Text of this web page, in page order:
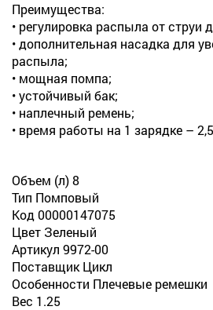
Преимущества:
• регулировка распыла от струи
• дополнительная насадка для
распыла;
• мощная помпа;
• устойчивый бак;
• наплечный ремень;
• время работы на 1 зарядке –
Объем (л) 8
Тип Помповый
Код 00000147075
Цвет Зеленый
Артикул 9972-00
Поставщик Цикл
Особенности Плечевые ремешки
Вес 1.25